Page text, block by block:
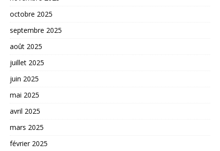
octobre 2025
septembre 2025
août 2025
juillet 2025
juin 2025
mai 2025
avril 2025
mars 2025
février 2025